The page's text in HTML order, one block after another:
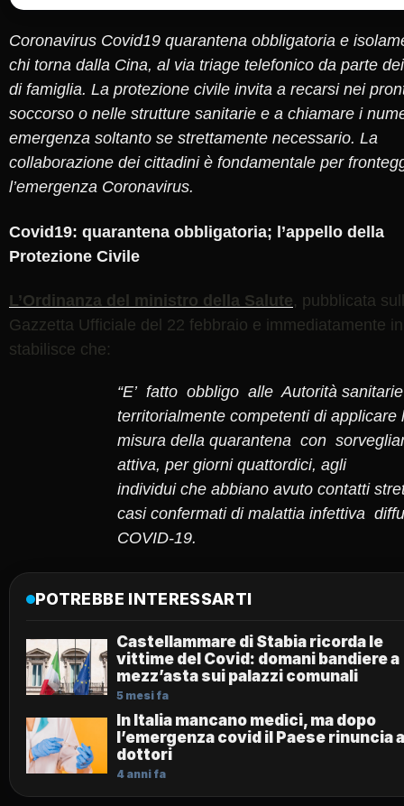
Coronavirus Covid19 quarantena obbligatoria e
chi torna dalla Cina, al via triage telefonico da parte
di famiglia. La protezione civile invita a recarsi nei
soccorso o nelle strutture sanitarie e a chiamare i
emergenza soltanto se strettamente necessario. La
collaborazione dei cittadini è fondamentale per
l’emergenza Coronavirus.
Covid19: quarantena obbligatoria; l’appello della
Protezione Civile
L’Ordinanza del ministro della Salute, pubblicata
Gazzetta Ufficiale del 22 febbraio e immediatamente
stabilisce che:
“E’ fatto obbligo alle Autorità
territorialmente competenti di applicare
misura della quarantena con
attiva, per giorni quattordici, agli
individui che abbiano avuto contatti
casi confermati di malattia infettiva
COVID-19.
POTREBBE INTERESSARTI
Castellammare di Stabia ricorda le
vittime del Covid: domani bandiere a
mezz’asta sui palazzi comunali
5 mesi fa
In Italia mancano medici, ma dopo
l’emergenza covid il Paese rinuncia
dottori
4 anni fa